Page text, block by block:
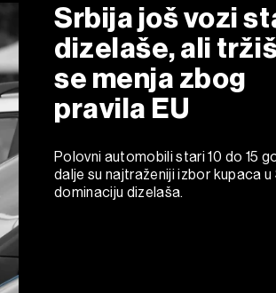
Srbija još vozi
dizelaše, ali
se menja zbog
pravila EU
Polovni automobili stari 10 do 15
dalje su najtraženiji izbor kupaca u
dominaciju dizelaša.